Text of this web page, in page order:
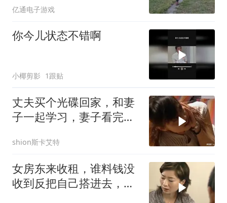
亿通电子游戏
你今儿状态不错啊
小椰剪影 1跟贴
丈夫买个光碟回家，和妻
子一起学习，妻子看完反
shion斯卡艾特
女房东来收租，谁料钱没
收到反把自己搭进去，这